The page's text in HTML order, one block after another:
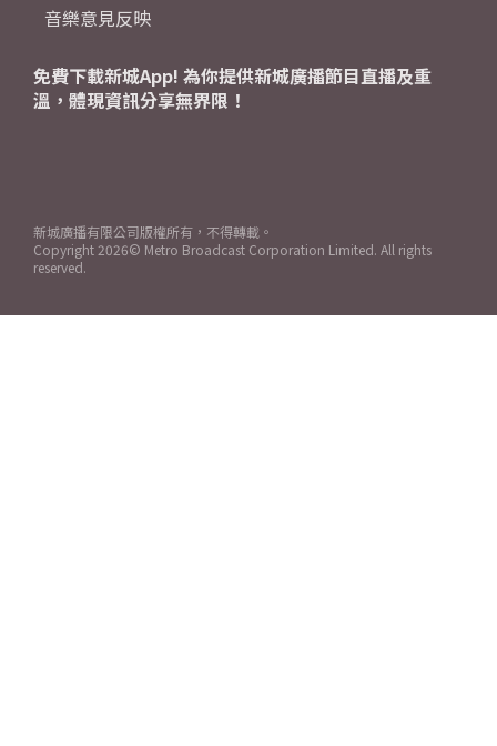
音樂意見反映
免費下載新城App! 為你提供新城廣播節目直播及重
溫，體現資訊分享無界限！
新城廣播有限公司版權所有，不得轉載。
Copyright 2026© Metro Broadcast Corporation Limited. All rights
reserved.